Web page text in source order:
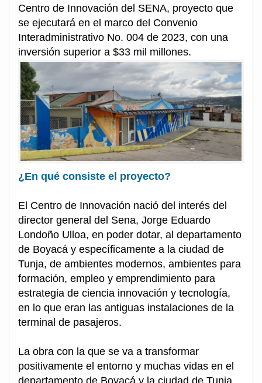
Centro de Innovación del SENA, proyecto que
se ejecutará en el marco del Convenio
Interadministrativo No. 004 de 2023, con una
inversión superior a $33 mil millones.
¿En qué consiste el proyecto?
El Centro de Innovación nació del interés del
director general del Sena, Jorge Eduardo
Londoño Ulloa, en poder dotar, al departamento
de Boyacá y específicamente a la ciudad de
Tunja, de ambientes modernos, ambientes para
formación, empleo y emprendimiento para
estrategia de ciencia innovación y tecnología,
en lo que eran las antiguas instalaciones de la
terminal de pasajeros.
La obra con la que se va a transformar
positivamente el entorno y muchas vidas en el
departamento de Boyacá y la ciudad de Tunja,